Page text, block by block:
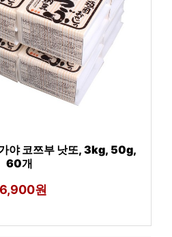
야 코쯔부 낫또, 3kg, 50g,
60개
원